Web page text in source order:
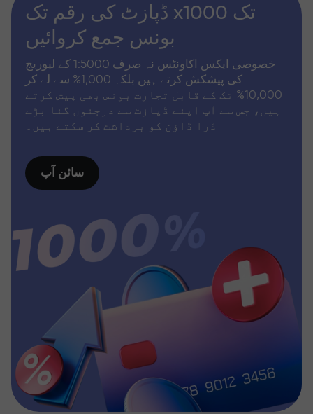
ڈپازٹ کی رقم تک x1000 تک
بونس جمع کروائیں
خصوصی ایکس اکاونٹس نہ صرف 1:5000 کے لیوریج
کی پیشکش کرتے ہیں بلکہ 1,000% سے لے کر
10,000% تک کے قابل تجارت بونس بھی پیش کرتے
ہیں، جس سے آپ اپنے ڈپازٹ سے درجنوں گنا بڑے
ڈرا ڈاؤن کو برداشت کر سکتے ہیں۔
سائن آپ